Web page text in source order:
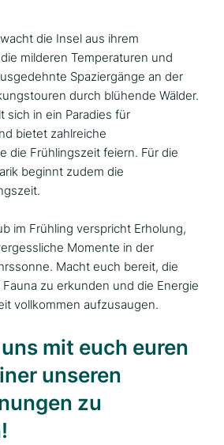
die Insel aus ihrem
milderen Temperaturen und
Spaziergänge an der
durch blühende Wälder.
sich in ein Paradies für
bietet zahlreiche
die Frühlingszeit feiern. Für die
beginnt zudem die
im Frühling verspricht Erholung,
Momente in der
Macht euch bereit, die
zu erkunden und die Energie
vollkommen aufzusaugen.
mit euch euren
unseren
zu